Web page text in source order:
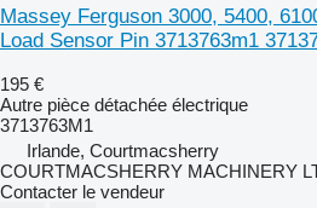
Massey Ferguson 3000, 5400,
Load Sensor Pin 3713763m1
195 €
Autre pièce détachée électrique
3713763M1
Irlande, Courtmacsherry
COURTMACSHERRY MACHINERY
Contacter le vendeur